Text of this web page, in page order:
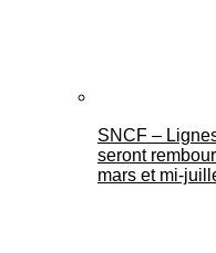
SNCF –
seront
mars et mi-